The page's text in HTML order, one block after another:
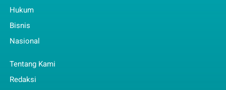
Hukum
Bisnis
Nasional
Tentang Kami
Redaksi